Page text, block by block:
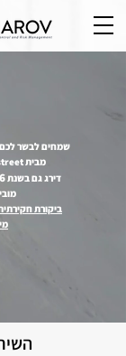
מבית Dun & Bradstreet ישראל
דירג גם בשנת
ביקורת